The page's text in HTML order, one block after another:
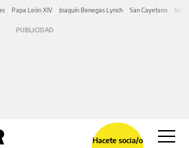
Papa León XIV Joaquín Benegas Lynch San Cayetano
Hacete socia/o